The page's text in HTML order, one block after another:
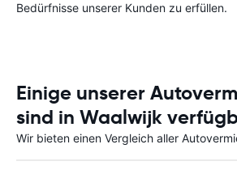
Bedürfnisse unserer Kunden zu erfüllen.
Einige unserer
sind in Waalwijk
Wir bieten einen Vergleich aller